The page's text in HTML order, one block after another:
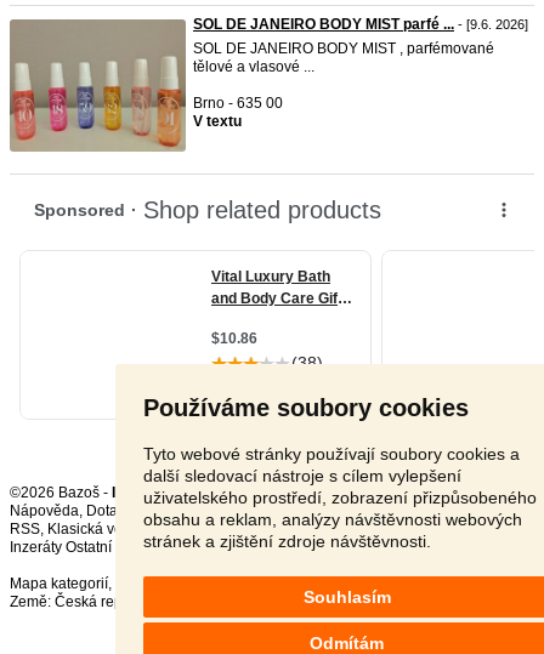
Používáme soubory cookies
Tyto webové stránky používají soubory cookies a
další sledovací nástroje s cílem vylepšení
uživatelského prostředí, zobrazení přizpůsobeného
obsahu a reklam, analýzy návštěvnosti webových
stránek a zjištění zdroje návštěvnosti.
Souhlasím
Odmítám
SOL DE JANEIRO BODY MIST parfé ... - [9.6. 2026]
SOL DE JANEIRO BODY MIST , parfémované
tělové a vlasové ...
Brno - 635 00
V textu
©2026 Bazoš -
Inzerce, Bazar
Nápověda, Dotazy Hodnocení Kontakt Reklama Podmínky Ochrana údajů ,
RSS,
Inzeráty Ostatní celkem:150762, za 24 hodin:3268
Mapa kategorií,
Nejvyhledávanější výrazy
Země: Česká republika Rakousko